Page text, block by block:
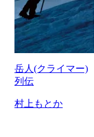
岳人(クライマー)
列伝
村上もとか